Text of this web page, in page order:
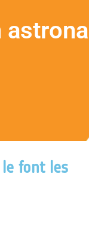
astrona
font les